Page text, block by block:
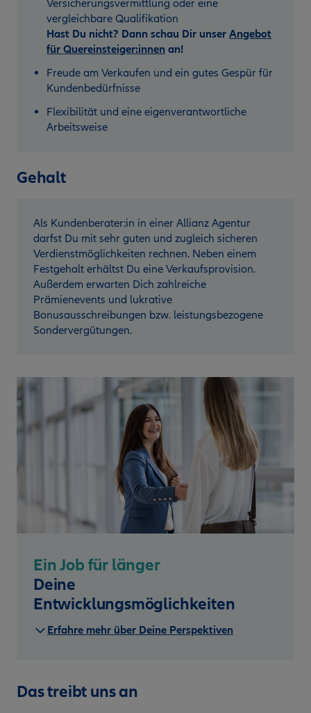
Versicherungsvermittlung oder eine
vergleichbare Qualifikation
Hast Du nicht? Dann schau Dir unserAngebot
für Quereinsteiger:innen an!
Freude am Verkaufen und ein gutes Gespür für
Kundenbedürfnisse
Flexibilität und eine eigenverantwortliche
Arbeitsweise
Gehalt
Als Kundenberater:in in einer Allianz Agentur
darfst Du mit sehr guten und zugleich sicheren
Verdienstmöglichkeiten rechnen. Neben einem
Festgehalt erhältst Du eine Verkaufsprovision.
Außerdem erwarten Dich zahlreiche
Prämienevents und lukrative
Bonusausschreibungen bzw. leistungsbezogene
Sondervergütungen.
Ein Job für länger
Deine
Entwicklungsmöglichkeiten
Erfahre mehr über Deine Perspektiven
Das treibt uns an